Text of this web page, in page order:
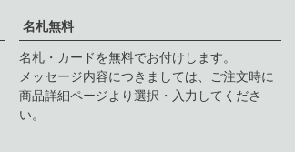
名札無料
名札・カードを無料でお付けします。
メッセージ内容につきましては、ご注文時に
商品詳細ページより選択・入力してくださ
い。